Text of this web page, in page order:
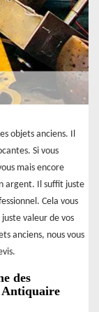
objets anciens. Il
Si vous
mais encore
argent. Il suffit juste
Cela vous
valeur de vos
anciens, nous vous
des
Antiquaire